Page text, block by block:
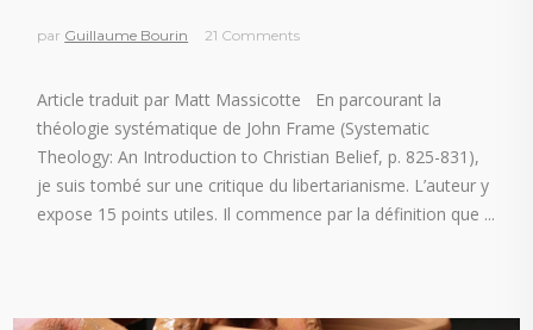
par Guillaume Bourin 21 Comments
Article traduit par Matt Massicotte En parcourant la
théologie systématique de John Frame (Systematic
Theology: An Introduction to Christian Belief, p. 825-831),
je suis tombé sur une critique du libertarianisme. L’auteur y
expose 15 points utiles. Il commence par la définition que